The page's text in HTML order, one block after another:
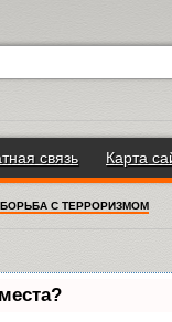
связь Карта
С ТЕРРОРИЗМОМ